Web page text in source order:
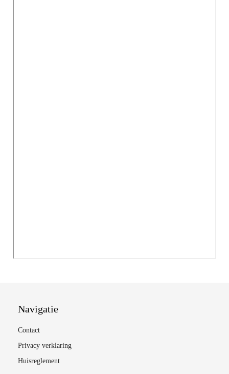
Navigatie
Contact
Privacy verklaring
Huisreglement